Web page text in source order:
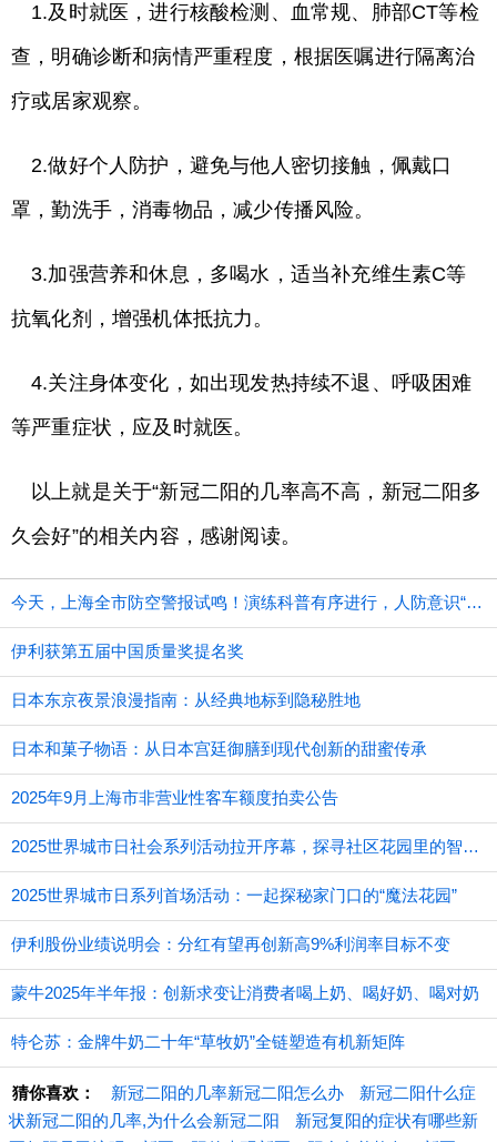
1.及时就医，进行核酸检测、血常规、肺部CT等检
查，明确诊断和病情严重程度，根据医嘱进行隔离治
疗或居家观察。
2.做好个人防护，避免与他人密切接触，佩戴口
罩，勤洗手，消毒物品，减少传播风险。
3.加强营养和休息，多喝水，适当补充维生素C等
抗氧化剂，增强机体抵抗力。
4.关注身体变化，如出现发热持续不退、呼吸困难
等严重症状，应及时就医。
以上就是关于“新冠二阳的几率高不高，新冠二阳多
久会好”的相关内容，感谢阅读。
今天，上海全市防空警报试鸣！演练科普有序进行，人防意识“声入人心”
伊利获第五届中国质量奖提名奖
日本东京夜景浪漫指南：从经典地标到隐秘胜地
日本和菓子物语：从日本宫廷御膳到现代创新的甜蜜传承
2025年9月上海市非营业性客车额度拍卖公告
2025世界城市日社会系列活动拉开序幕，探寻社区花园里的智慧应用
2025世界城市日系列首场活动：一起探秘家门口的“魔法花园”
伊利股份业绩说明会：分红有望再创新高9%利润率目标不变
蒙牛2025年半年报：创新求变让消费者喝上奶、喝好奶、喝对奶
特仑苏：金牌牛奶二十年“草牧奶”全链塑造有机新矩阵
猜你喜欢： 新冠二阳的几率新冠二阳怎么办
新冠二阳什么症
状新冠二阳的几率,为什么会新冠二阳
新冠复阳的症状有哪些新